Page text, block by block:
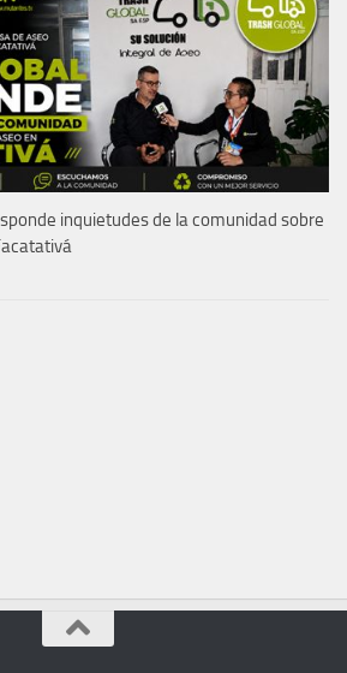
inquietudes de la comunidad sobre